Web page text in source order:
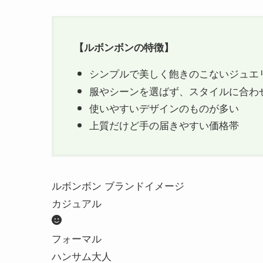
【ルボンボンの特徴】
シンプルで美しく飽きのこないジュエ
服やシーンを選ばず、スタイルに合わ
使いやすいデザインのものが多い
上質だけど手の届きやすい価格帯
ルボンボン ブランドイメージ
カジュアル
フォーマル
ハンサム大人